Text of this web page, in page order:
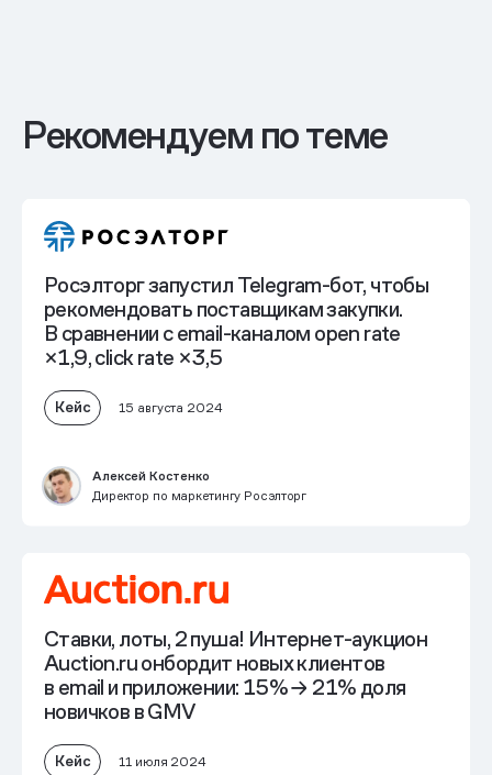
Рекомендуем по теме
Росэлторг запустил Telegram-бот, чтобы
рекомендовать поставщикам закупки.
В сравнении с email-каналом open rate
×1,9, click rate ×3,5
Кейс 15 августа 2024
Алексей Костенко
Директор по маркетингу Росэлторг
Ставки, лоты, 2 пуша! Интернет-аукцион
Auction.ru онбордит новых клиентов
в email и приложении: 15% → 21% доля
новичков в GMV
Кейс 11 июля 2024